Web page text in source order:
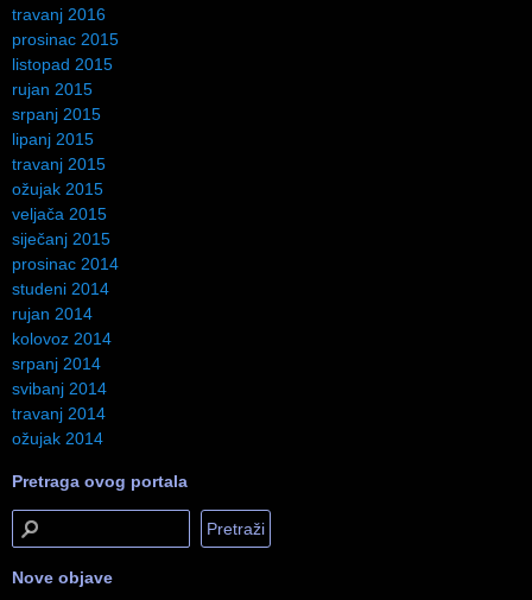
travanj 2016
prosinac 2015
listopad 2015
rujan 2015
srpanj 2015
lipanj 2015
travanj 2015
ožujak 2015
veljača 2015
siječanj 2015
prosinac 2014
studeni 2014
rujan 2014
kolovoz 2014
srpanj 2014
svibanj 2014
travanj 2014
ožujak 2014
Pretraga ovog portala
Nove objave